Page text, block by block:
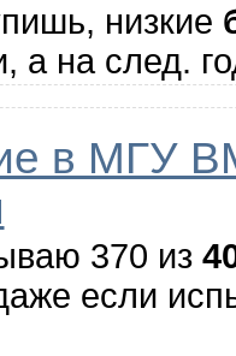
низкие
на след.
в МГУ
370 из
если